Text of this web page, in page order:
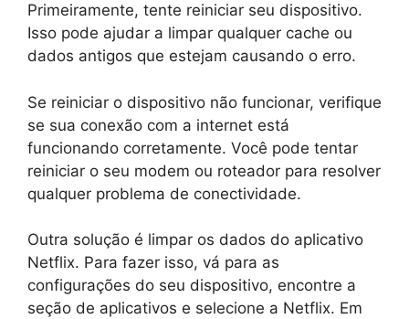
Primeiramente, tente reiniciar seu dispositivo.
Isso pode ajudar a limpar qualquer cache ou
dados antigos que estejam causando o erro.
Se reiniciar o dispositivo não funcionar, verifique
se sua conexão com a internet está
funcionando corretamente. Você pode tentar
reiniciar o seu modem ou roteador para resolver
qualquer problema de conectividade.
Outra solução é limpar os dados do aplicativo
Netflix. Para fazer isso, vá para as
configurações do seu dispositivo, encontre a
seção de aplicativos e selecione a Netflix. Em